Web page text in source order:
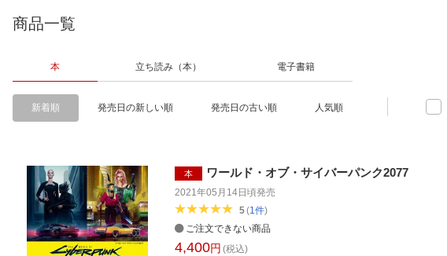
商品一覧
本 立ち読み（本） 電子書籍
新着順 発売日の新しい順 発売日の古い順 人気順
本 ワールド・オブ・サイバーパンク2077
2021年05月14日頃発売
5(1 件)
ご注文できない商品
4,400円 (税込)